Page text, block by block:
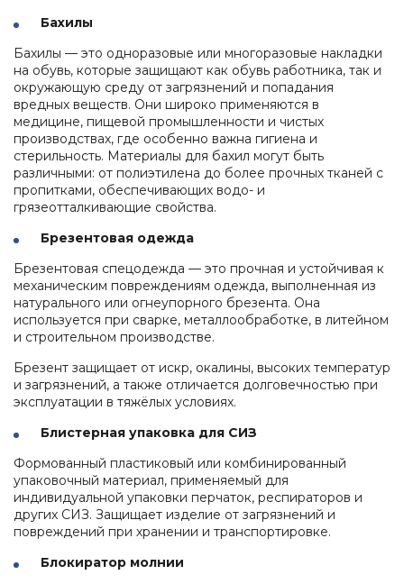
Бахилы
Бахилы — это одноразовые или многоразовые накладки
на обувь, которые защищают как обувь работника, так и
окружающую среду от загрязнений и попадания
вредных веществ. Они широко применяются в
медицине, пищевой промышленности и чистых
производствах, где особенно важна гигиена и
стерильность. Материалы для бахил могут быть
различными: от полиэтилена до более прочных тканей с
пропитками, обеспечивающих водо- и
грязеотталкивающие свойства.
Брезентовая одежда
Брезентовая спецодежда — это прочная и устойчивая к
механическим повреждениям одежда, выполненная из
натурального или огнеупорного брезента. Она
используется при сварке, металлообработке, в литейном
и строительном производстве.
Брезент защищает от искр, окалины, высоких температур
и загрязнений, а также отличается долговечностью при
эксплуатации в тяжёлых условиях.
Блистерная упаковка для СИЗ
Формованный пластиковый или комбинированный
упаковочный материал, применяемый для
индивидуальной упаковки перчаток, респираторов и
других СИЗ. Защищает изделие от загрязнений и
повреждений при хранении и транспортировке.
Блокиратор молнии